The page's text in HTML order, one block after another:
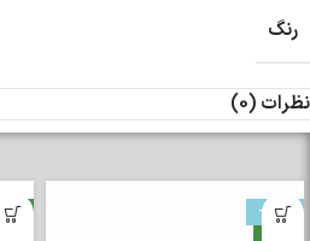
رنگ
نظرات (0)
-33%
جدید